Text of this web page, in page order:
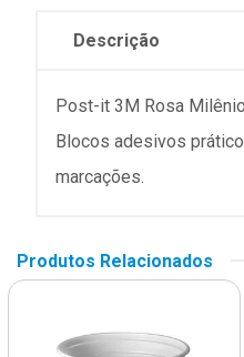
Descrição
Post-it 3M Rosa
Blocos adesivos
marcações.
Produtos Relacionados